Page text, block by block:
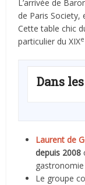
L’arrivée de
de Paris Society,
Cette table chic
particulier du XIXe
Dans
Laurent de
depuis 2008
Le groupe